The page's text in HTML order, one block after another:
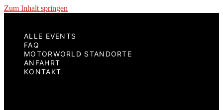
Zum Inhalt springen
ALLE EVENTS
FAQ
MOTORWORLD STANDORTE
ANFAHRT
KONTAKT